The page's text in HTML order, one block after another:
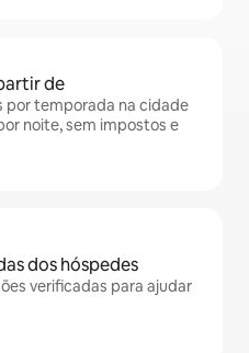
de
por temporada na cidade
noite, sem impostos e
dos hóspedes
verificadas para ajudar